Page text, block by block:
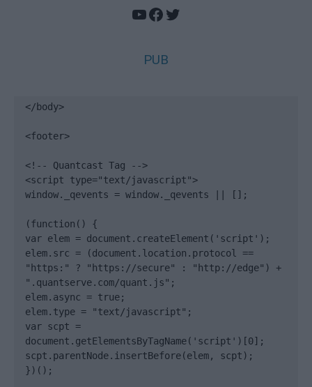
YouTube
Facebook
Twitter
PUB
</body>
<footer>
<!-- Quantcast Tag -->
<script type="text/javascript">
window._qevents = window._qevents || [];
(function() {
var elem = document.createElement('script');
elem.src = (document.location.protocol ==
"https:" ? "https://secure" : "http://edge") +
".quantserve.com/quant.js";
elem.async = true;
elem.type = "text/javascript";
var scpt =
document.getElementsByTagName('script')[0];
scpt.parentNode.insertBefore(elem, scpt);
})();